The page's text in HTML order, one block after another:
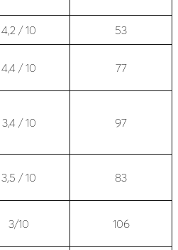
4,2 / 10 53
4,4 / 10 77
3,4 / 10 97
3,5 / 10 83
3/10 106